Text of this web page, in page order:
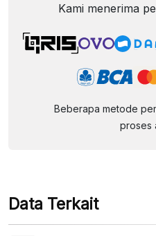
Kami menerima
Beberapa metode
proses
Data Terkait